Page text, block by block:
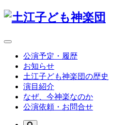
公演予定・履歴
お知らせ
土江子ども神楽団の歴史
演目紹介
なぜ、今神楽なのか
公演依頼・お問合せ